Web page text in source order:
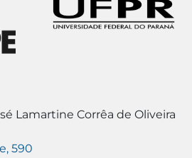
Lamartine Corrêa de Oliveira
590